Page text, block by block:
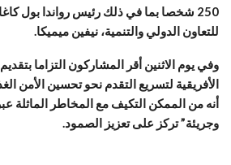
250 شخصا بما في ذلك رئيس رواندا بول
للتعاون الدولي والتنمية، نيفين ميميكا.
وفي يوم الاثنين أقر المشاركون التزاما
الأفريقية لتسريع التقدم نحو تحسين الأمن
أنه من الممكن التكيف مع المخاطر الماثلة
وجريئة” تركز على تعزيز الصمود.